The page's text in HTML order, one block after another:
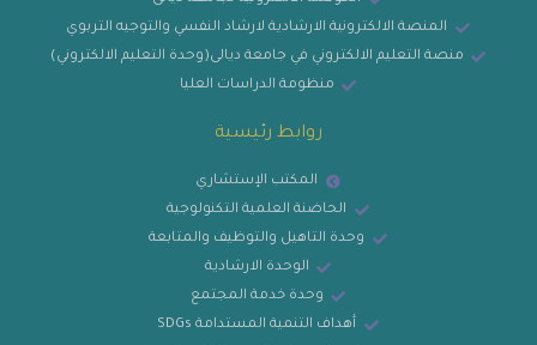
المنصة الالكترونية الارشادية لارشاد النفسي والتوجيه التربوي
منصة التعليم الالكتروني في جامعة ديالى(وحدة التعليم الالكتروني)
منظومة الدراسات العليا
روابط رئيسية
المكتب الإستشاري
الحاضنة العلمية التكنولوجية
وحدة التاهيل والتوظيف والمتابعة
الوحدة الارشادية
وحدة خدمة المجتمع
أهداف التنمية المستدامة SDGs